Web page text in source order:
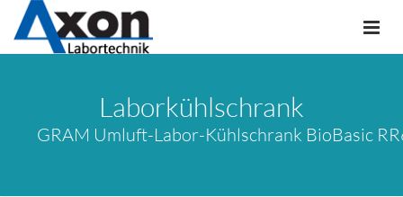
Laborkühlschrank
GRAM Umluft-Labor-Kühlschrank BioBasic